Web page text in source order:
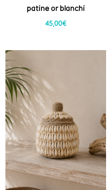
patine or blanchi
45,00€